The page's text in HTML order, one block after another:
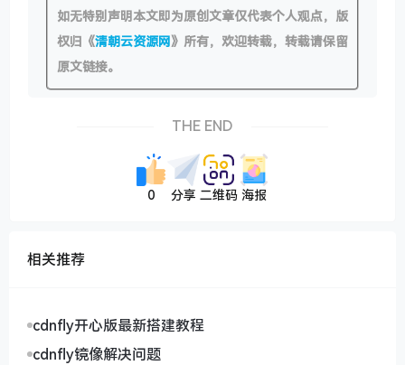
如无特别声明本文即为原创文章仅代表个人观点，版
权归《清朝云资源网》所有，欢迎转载，转载请保留
原文链接。
THE END
0 分享 二维码 海报
相关推荐
cdnfly开心版最新搭建教程
cdnfly镜像解决问题